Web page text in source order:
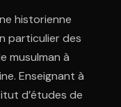
historienne
particulier des
musulman à
Enseignant à
d’études de